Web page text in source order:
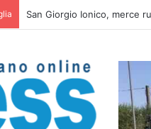
Bari trasforma una villa